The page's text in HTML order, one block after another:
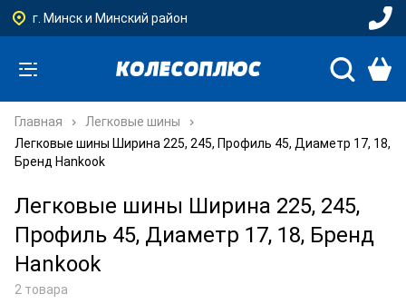
г. Минск и Минский район
Главная
Легковые шины
Легковые шины Ширина 225, 245, Профиль 45, Диаметр 17, 18,
Бренд Hankook
Легковые шины Ширина 225, 245,
Профиль 45, Диаметр 17, 18, Бренд
Hankook
2 товара